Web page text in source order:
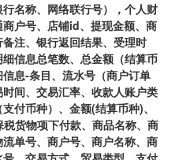
名称、网络联行号），个人财
户号、店铺id、提现金额、商
注、银行返回结果、受理时
信息总笔数、总金额（结算币
息-条目、流水号（商户订单
间、交易汇率、收款人账户类
付币种）、金额(结算币种)、
货物项下付款、商品名称、商
单号、商户号、商户名称、商